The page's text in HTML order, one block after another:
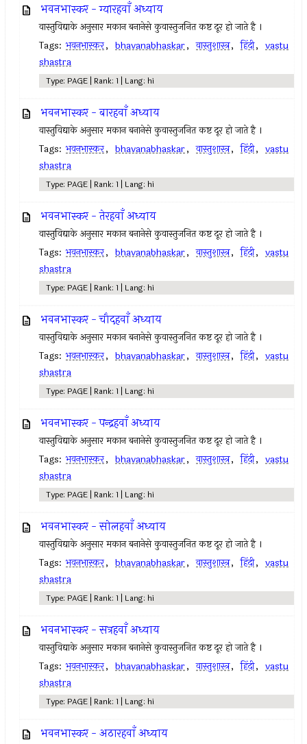
भवनभास्कर - ग्यारहवाँ अध्याय
वास्तुविद्याके अनुसार मकान बनानेसे कुवास्तुजनित कष्ट दूर हो जाते है ।
Tags: भवनभास्कर, bhavanabhaskar, वास्तुशास्त्र, हिंदी, vastu
shastra
Type: PAGE | Rank: 1 | Lang: hi
भवनभास्कर - बारहवाँ अध्याय
वास्तुविद्याके अनुसार मकान बनानेसे कुवास्तुजनित कष्ट दूर हो जाते है ।
Tags: भवनभास्कर, bhavanabhaskar, वास्तुशास्त्र, हिंदी, vastu
shastra
Type: PAGE | Rank: 1 | Lang: hi
भवनभास्कर - तेरहवाँ अध्याय
वास्तुविद्याके अनुसार मकान बनानेसे कुवास्तुजनित कष्ट दूर हो जाते है ।
Tags: भवनभास्कर, bhavanabhaskar, वास्तुशास्त्र, हिंदी, vastu
shastra
Type: PAGE | Rank: 1 | Lang: hi
भवनभास्कर - चौदहवाँ अध्याय
वास्तुविद्याके अनुसार मकान बनानेसे कुवास्तुजनित कष्ट दूर हो जाते है ।
Tags: भवनभास्कर, bhavanabhaskar, वास्तुशास्त्र, हिंदी, vastu
shastra
Type: PAGE | Rank: 1 | Lang: hi
भवनभास्कर - पन्द्रहवाँ अध्याय
वास्तुविद्याके अनुसार मकान बनानेसे कुवास्तुजनित कष्ट दूर हो जाते है ।
Tags: भवनभास्कर, bhavanabhaskar, वास्तुशास्त्र, हिंदी, vastu
shastra
Type: PAGE | Rank: 1 | Lang: hi
भवनभास्कर - सोलहवाँ अध्याय
वास्तुविद्याके अनुसार मकान बनानेसे कुवास्तुजनित कष्ट दूर हो जाते है ।
Tags: भवनभास्कर, bhavanabhaskar, वास्तुशास्त्र, हिंदी, vastu
shastra
Type: PAGE | Rank: 1 | Lang: hi
भवनभास्कर - सत्रहवाँ अध्याय
वास्तुविद्याके अनुसार मकान बनानेसे कुवास्तुजनित कष्ट दूर हो जाते है ।
Tags: भवनभास्कर, bhavanabhaskar, वास्तुशास्त्र, हिंदी, vastu
shastra
Type: PAGE | Rank: 1 | Lang: hi
भवनभास्कर - अठारहवाँ अध्याय